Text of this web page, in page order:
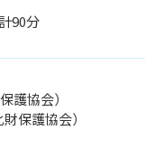
90分
護協会）
保護協会）